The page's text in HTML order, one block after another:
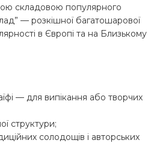
складовою популярного
— розкішної багатошарової
в Європі та на Близькому
— для випікання або творчих
структури;
солодощів і авторських